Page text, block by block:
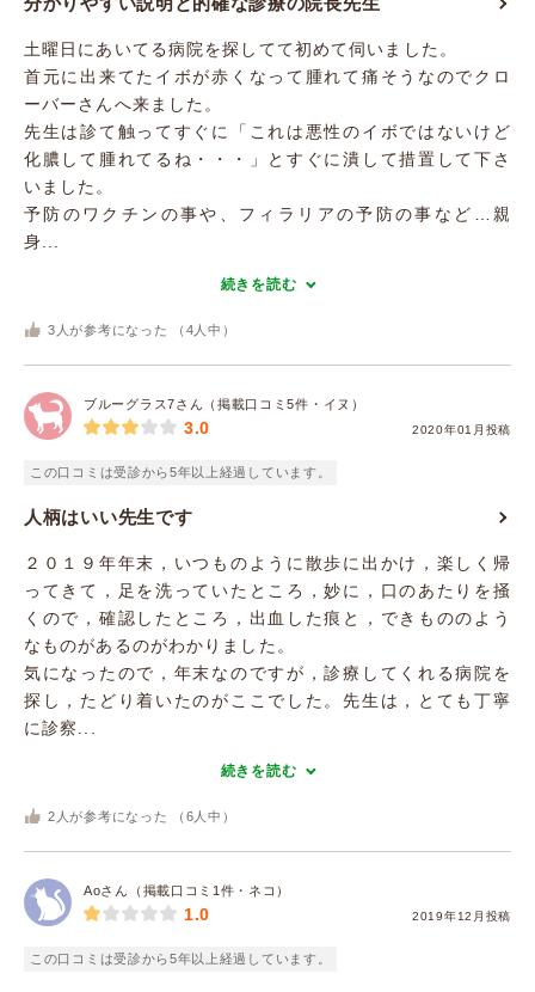
土曜日にあいてる病院を探してて初めて伺いました。
首元に出来てたイボが赤くなって腫れて痛そうなのでクロ
ーバーさんへ来ました。
先生は診て触ってすぐに「これは悪性のイボではないけど
化膿して腫れてるね・・・」とすぐに潰して措置して下さ
いました。
予防のワクチンの事や、フィラリアの予防の事など…親
身...
続きを読む
3 人が参考になった （ 4 人中）
ブルーグラス7さん（掲載口コミ5件・イヌ）
2020年01月投稿
3.0
この口コミは受診から5年以上経過しています。
人柄はいい先生です
２０１９年年末，いつものように散歩に出かけ，楽しく帰
ってきて，足を洗っていたところ，妙に，口のあたりを掻
くので，確認したところ，出血した痕と，できもののよう
なものがあるのがわかりました。
気になったので，年末なのですが，診療してくれる病院を
探し，たどり着いたのがここでした。先生は，とても丁寧
に診察...
続きを読む
2 人が参考になった （ 6 人中）
Aoさん（掲載口コミ1件・ネコ）
2019年12月投稿
1.0
この口コミは受診から5年以上経過しています。